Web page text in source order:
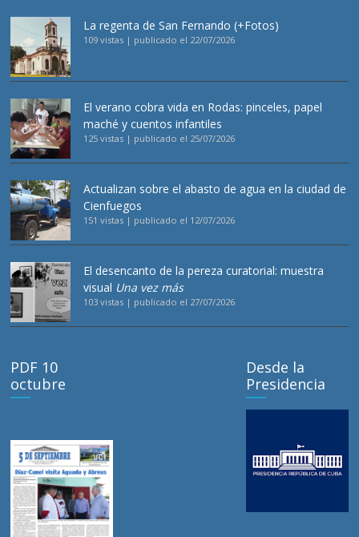
La regenta de San Fernando (+Fotos)
109 vistas | publicado el 22/07/2026
El verano cobra vida en Rodas: pinceles, papel
maché y cuentos infantiles
125 vistas | publicado el 25/07/2026
Actualizan sobre el abasto de agua en la ciudad de
Cienfuegos
151 vistas | publicado el 12/07/2026
El desencanto de la pereza curatorial: muestra
visual Una vez más
103 vistas | publicado el 27/07/2026
PDF 10
octubre
Desde la
Presidencia